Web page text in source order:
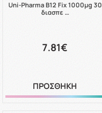
Uni-Pharma B12 Fix 1000μg 30
διασπε …
7.81€
ΠΡΟΣΘΗΚΗ